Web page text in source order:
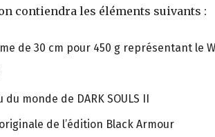
contiendra les éléments suivants :
de 30 cm pour 450 g représentant le
monde de DARK SOULS II
de l’édition Black Armour